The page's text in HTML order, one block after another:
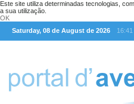
Este site utiliza determinadas tecnologias,
a sua utilização.
OK
Saturday, 08 de August de 2026
16:41